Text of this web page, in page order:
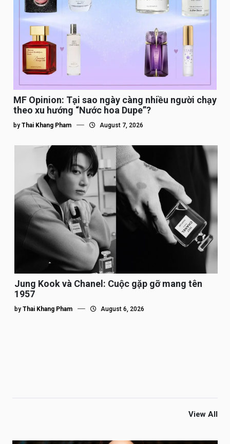
MF Opinion: Tại sao ngày càng nhiều người chạy
theo xu hướng “Nước hoa Dupe”?
by Thai Khang Pham August 7, 2026
Jung Kook và Chanel: Cuộc gặp gỡ mang tên
1957
by Thai Khang Pham August 6, 2026
View All